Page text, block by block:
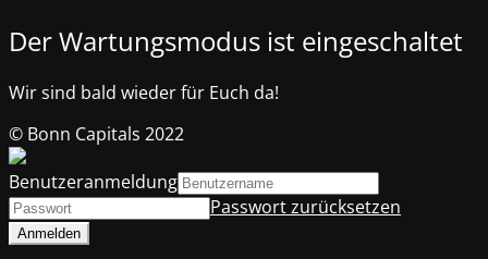
Der Wartungsmodus ist eingeschaltet
Wir sind bald wieder für Euch da!
© Bonn Capitals 2022
Benutzeranmeldung
Passwort zurücksetzen